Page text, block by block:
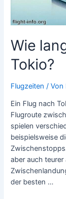
Wie
Tokio?
Flugzeiten / Von
Ein Flug nach
Flugroute
spielen
beispielsweise
aber auch
der besten …